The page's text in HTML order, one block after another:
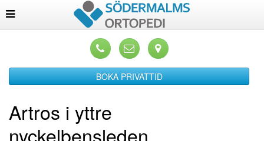
BOKA PRIVATTID
Artros i yttre
nyckelbensleden